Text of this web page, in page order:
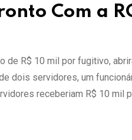
Com a
R$ 10 mil por fugitivo,
dois servidores, um
receberiam R$ 10 mil